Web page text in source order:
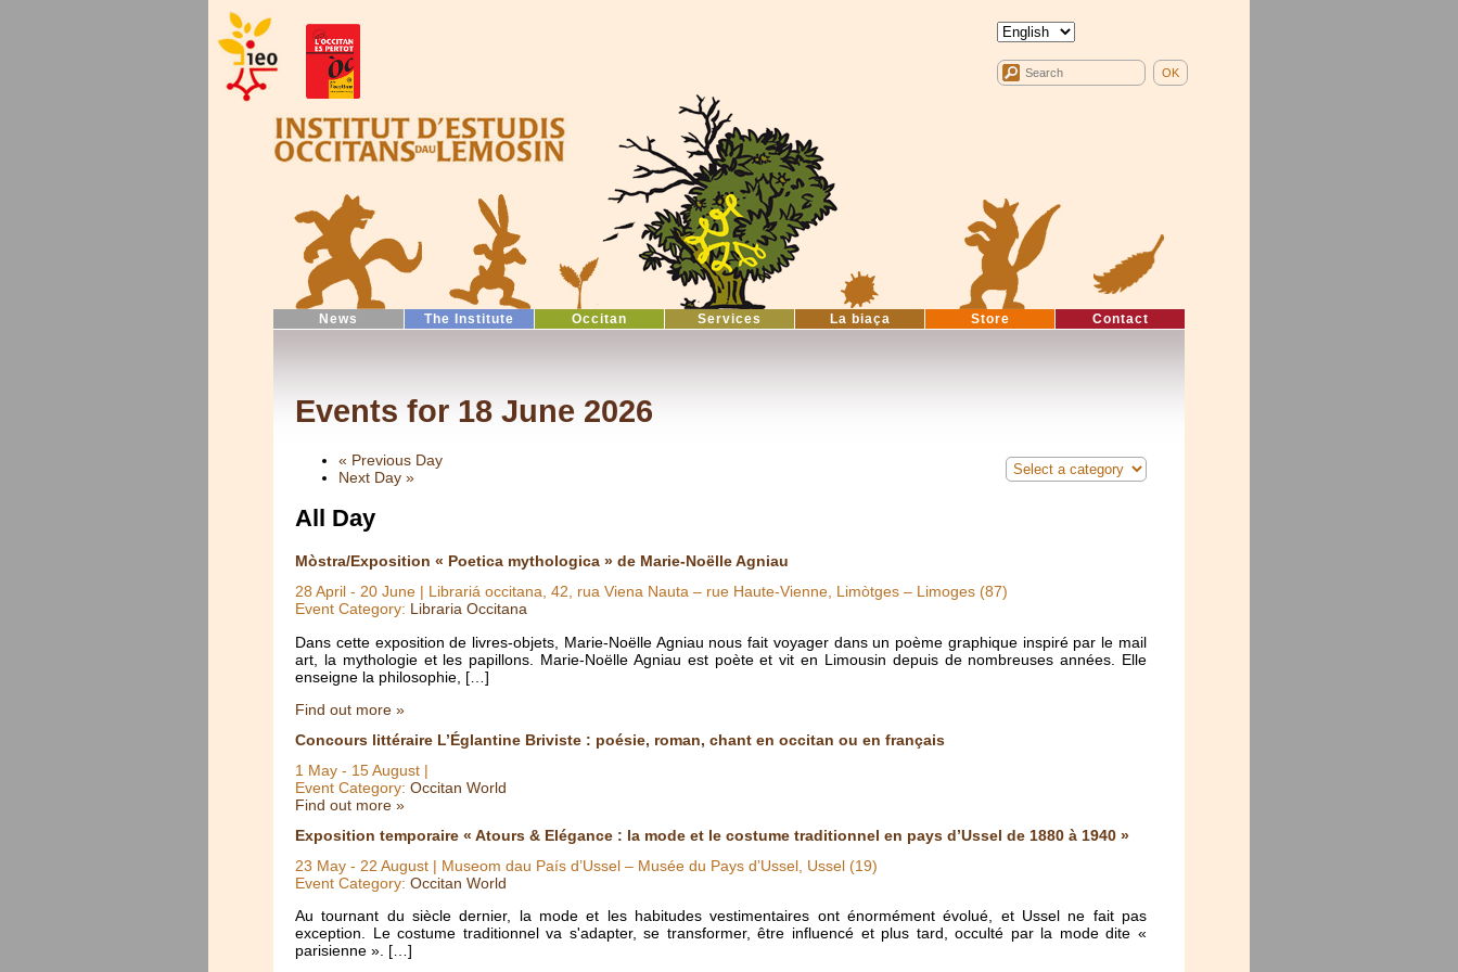
News The Institute Occitan Services La biaça Store Contact
Events for 18 June 2026
« Previous Day
Next Day »
All Day
Mòstra/Exposition « Poetica mythologica » de Marie-Noëlle Agniau
28 April - 20 June | Librariá occitana, 42, rua Viena Nauta – rue Haute-Vienne, Limòtges – Limoges (87)
Event Category: Libraria Occitana
Dans cette exposition de livres-objets, Marie-Noëlle Agniau nous fait voyager dans un poème graphique inspiré par le mail
art, la mythologie et les papillons. Marie-Noëlle Agniau est poète et vit en Limousin depuis de nombreuses années. Elle
enseigne la philosophie, […]
Find out more »
Concours littéraire L’Églantine Briviste : poésie, roman, chant en occitan ou en français
1 May - 15 August |
Event Category: Occitan World
Find out more »
Exposition temporaire « Atours & Elégance : la mode et le costume traditionnel en pays d’Ussel de 1880 à 1940 »
23 May - 22 August | Museom dau País d’Ussel – Musée du Pays d’Ussel, Ussel (19)
Event Category: Occitan World
Au tournant du siècle dernier, la mode et les habitudes vestimentaires ont énormément évolué, et Ussel ne fait pas
exception. Le costume traditionnel va s'adapter, se transformer, être influencé et plus tard, occulté par la mode dite «
parisienne ». […]